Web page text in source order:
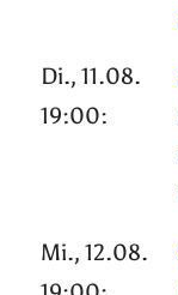
Di., 11.08.
19:00:
Mi., 12.08.